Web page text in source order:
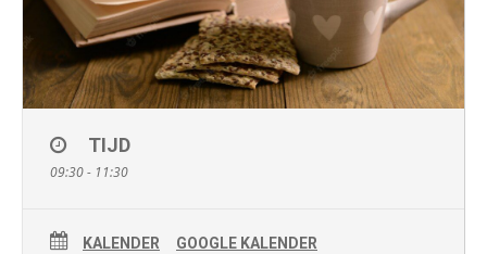
TIJD
09:30 - 11:30
KALENDER GOOGLE KALENDER